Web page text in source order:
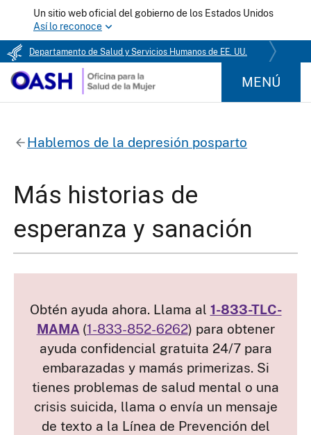
Un sitio web oficial del gobierno de los Estados Unidos
Así lo reconoce
Departamento de Salud y Servicios Humanos de EE. UU.
MENÚ
Hablemos de la depresión posparto
Más historias de
esperanza y sanación
Obtén ayuda ahora. Llama al 1-833-TLC-
MAMA (1-833-852-6262) para obtener
ayuda confidencial gratuita 24/7 para
embarazadas y mamás primerizas. Si
tienes problemas de salud mental o una
crisis suicida, llama o envía un mensaje
de texto a la Línea de Prevención del